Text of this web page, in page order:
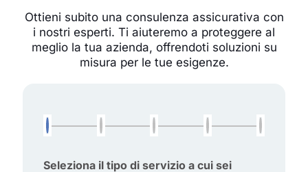
Ottieni subito una consulenza assicurativa con
i nostri esperti. Ti aiuteremo a proteggere al
meglio la tua azienda, offrendoti soluzioni su
misura per le tue esigenze.
Seleziona il tipo di servizio a cui sei